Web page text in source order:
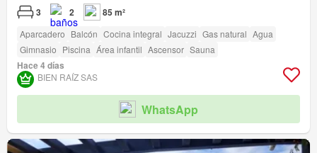
3 2 85 m²
Aparcadero Balcón Cocina integral Jacuzzi Gas natural Agua
Gimnasio Piscina Área infantil Ascensor Sauna
Hace 4 días
BIEN RAÍZ SAS
WhatsApp